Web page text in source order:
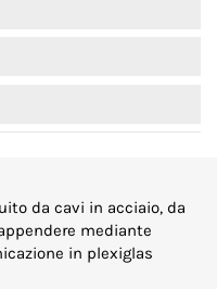
da cavi in acciaio, da
mediante
in plexiglas